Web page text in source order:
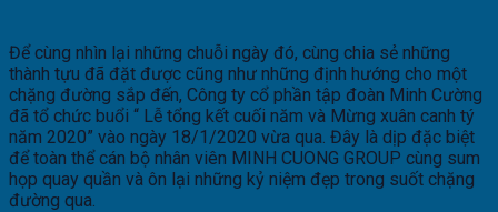
Để cùng nhìn lại những chuỗi ngày đó, cùng chia sẻ những
thành tựu đã đặt được cũng như những định hướng cho một
chặng đường sắp đến, Công ty cổ phần tập đoàn Minh Cường
đã tổ chức buổi “ Lễ tổng kết cuối năm và Mừng xuân canh tý
năm 2020” vào ngày 18/1/2020 vừa qua. Đây là dịp đặc biệt
để toàn thể cán bộ nhân viên MINH CUONG GROUP cùng sum
họp quay quần và ôn lại những kỷ niệm đẹp trong suốt chặng
đường qua.